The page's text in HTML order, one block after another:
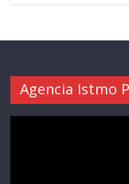
Agencia Istmo